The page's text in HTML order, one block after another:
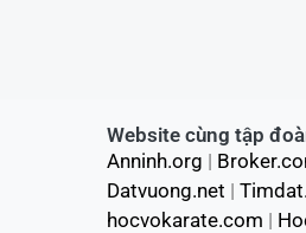
Website cùng tập
Anninh.org |
Datvuong.net |
hocvokarate.com |